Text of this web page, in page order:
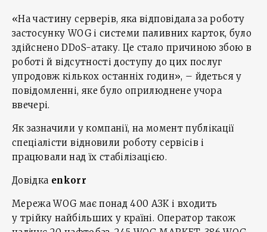
«На частину серверів, яка відповідала за роботу
застосунку WOG і системи паливних карток, було
здійснено DDoS-атаку. Це стало причиною збою в
роботі й відсутності доступу до цих послуг
упродовж кількох останніх годин», – йдеться у
повідомленні, яке було оприлюднене учора
ввечері.
Як зазначили у компанії, на момент публікації
спеціалісти відновили роботу сервісів і
працювали над їх стабілізацією.
Довідка enkorr
Мережа WOG має понад 400 АЗК і входить
у трійку найбільших у країні. Оператор також